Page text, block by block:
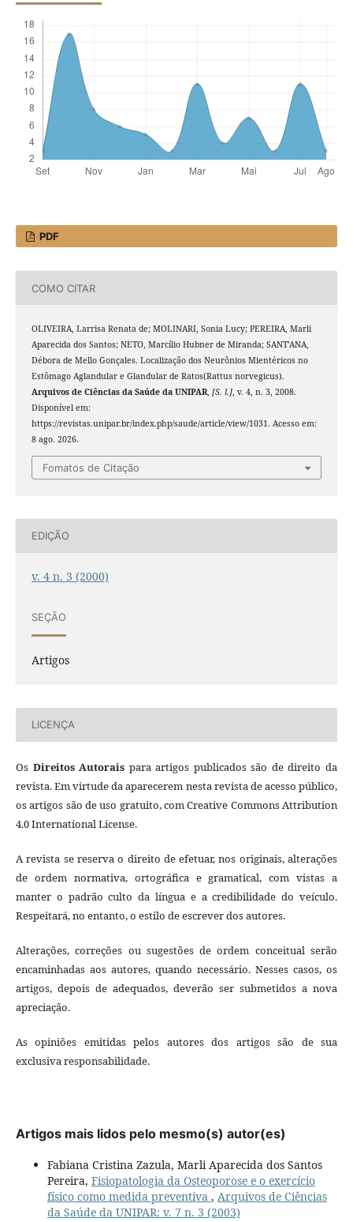
PDF
COMO CITAR
OLIVEIRA, Larrisa Renata de; MOLINARI, Sonia Lucy; PEREIRA, Marli
Aparecida dos Santos; NETO, Marcílio Hubner de Miranda; SANT’ANA,
Débora de Mello Gonçales. Localização dos Neurônios Mientéricos no
Estômago Aglandular e Glandular de Ratos(Rattus norvegicus).
Arquivos de Ciências da Saúde da UNIPAR, [S. l.], v. 4, n. 3, 2008.
Disponível em:
https://revistas.unipar.br/index.php/saude/article/view/1031. Acesso em:
8 ago. 2026.
Fomatos de Citação
EDIÇÃO
v. 4 n. 3 (2000)
SEÇÃO
Artigos
LICENÇA
Os Direitos Autorais para artigos publicados são de direito da
revista. Em virtude da aparecerem nesta revista de acesso público,
os artigos são de uso gratuito, com Creative Commons Attribution
4.0 International License.
A revista se reserva o direito de efetuar, nos originais, alterações
de ordem normativa, ortográfica e gramatical, com vistas a
manter o padrão culto da língua e a credibilidade do veículo.
Respeitará, no entanto, o estilo de escrever dos autores.
Alterações, correções ou sugestões de ordem conceitual serão
encaminhadas aos autores, quando necessário. Nesses casos, os
artigos, depois de adequados, deverão ser submetidos a nova
apreciação.
As opiniões emitidas pelos autores dos artigos são de sua
exclusiva responsabilidade.
Artigos mais lidos pelo mesmo(s) autor(es)
Fabiana Cristina Zazula, Marli Aparecida dos Santos
Pereira, Fisiopatologia da Osteoporose e o exercício
físico como medida preventiva , Arquivos de Ciências
da Saúde da UNIPAR: v. 7 n. 3 (2003)